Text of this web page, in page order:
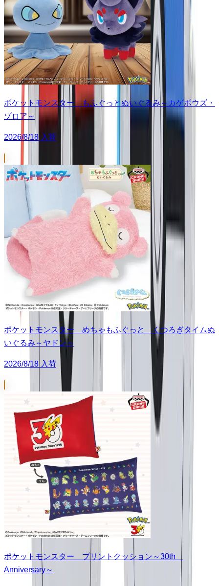
ポケットモンスター もふぐっとぬいぐるみ～カゲボウズ・
ゾロア～
2026/8/18 入荷
ポケットモンスター めちゃもふぐっと くつろぎタイムぬ
いぐるみ～ヤドン～
2026/8/18 入荷
ポケットモンスター プリントクッション～30th
Anniversary～